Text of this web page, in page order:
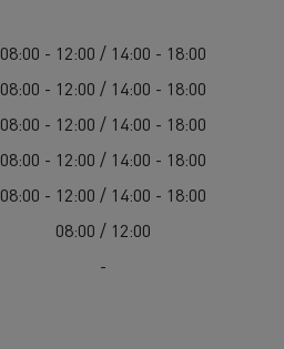
08:00 - 12:00 / 14:00 - 18:00
08:00 - 12:00 / 14:00 - 18:00
08:00 - 12:00 / 14:00 - 18:00
08:00 - 12:00 / 14:00 - 18:00
08:00 - 12:00 / 14:00 - 18:00
08:00 / 12:00
-